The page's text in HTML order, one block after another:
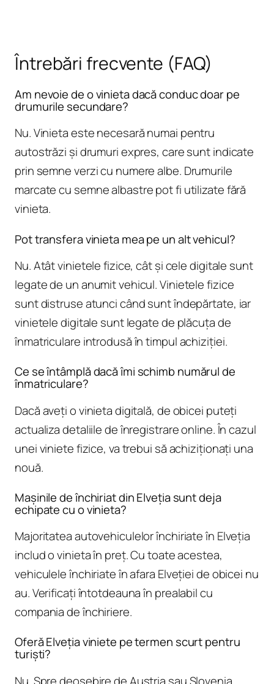
Întrebări frecvente (FAQ)
Am nevoie de o vinieta dacă conduc doar pe
drumurile secundare?
Nu. Vinieta este necesară numai pentru
autostrăzi și drumuri expres, care sunt indicate
prin semne verzi cu numere albe. Drumurile
marcate cu semne albastre pot fi utilizate fără
vinieta.
Pot transfera vinieta mea pe un alt vehicul?
Nu. Atât vinietele fizice, cât și cele digitale sunt
legate de un anumit vehicul. Vinietele fizice
sunt distruse atunci când sunt îndepărtate, iar
vinietele digitale sunt legate de plăcuța de
înmatriculare introdusă în timpul achiziției.
Ce se întâmplă dacă îmi schimb numărul de
înmatriculare?
Dacă aveți o vinieta digitală, de obicei puteți
actualiza detaliile de înregistrare online. În cazul
unei viniete fizice, va trebui să achiziționați una
nouă.
Mașinile de închiriat din Elveția sunt deja
echipate cu o vinieta?
Majoritatea autovehiculelor închiriate în Elveția
includ o vinieta în preț. Cu toate acestea,
vehiculele închiriate în afara Elveției de obicei nu
au. Verificați întotdeauna în prealabil cu
compania de închiriere.
Oferă Elveția viniete pe termen scurt pentru
turiști?